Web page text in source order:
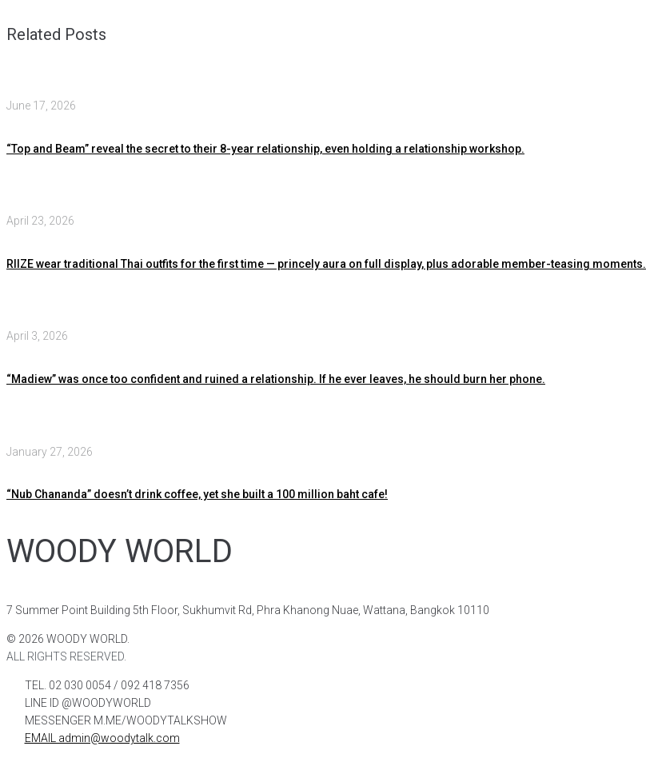
Related Posts
June 17, 2026
“Top and Beam” reveal the secret to their 8-year relationship, even holding a relationship workshop.
April 23, 2026
RIIZE wear traditional Thai outfits for the first time — princely aura on full display, plus adorable member-teasing moments.
April 3, 2026
“Madiew” was once too confident and ruined a relationship. If he ever leaves, he should burn her phone.
January 27, 2026
“Nub Chananda” doesn’t drink coffee, yet she built a 100 million baht cafe!
WOODY WORLD
7 Summer Point Building 5th Floor, Sukhumvit Rd, Phra Khanong Nuae, Wattana, Bangkok 10110
© 2026 WOODY WORLD.
ALL RIGHTS RESERVED.
TEL. 02 030 0054 / 092 418 7356
LINE ID @WOODYWORLD
MESSENGER M.ME/WOODYTALKSHOW
EMAIL admin@woodytalk.com